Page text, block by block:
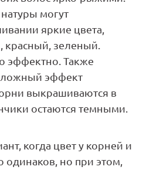
могут
яркие цвета,
красный, зеленый.
эффектно. Также
эффект
выкрашиваются в
остаются темными.
когда цвет у корней и
одинаков, но при этом,